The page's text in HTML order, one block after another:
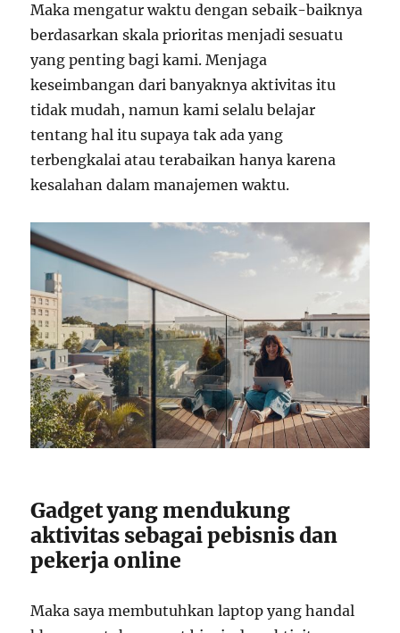
Maka mengatur waktu dengan sebaik-baiknya
berdasarkan skala prioritas menjadi sesuatu
yang penting bagi kami. Menjaga
keseimbangan dari banyaknya aktivitas itu
tidak mudah, namun kami selalu belajar
tentang hal itu supaya tak ada yang
terbengkalai atau terabaikan hanya karena
kesalahan dalam manajemen waktu.
Gadget yang mendukung
aktivitas sebagai pebisnis dan
pekerja online
Maka saya membutuhkan laptop yang handal